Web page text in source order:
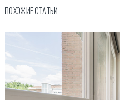
ПОХОЖИЕ СТАТЬИ